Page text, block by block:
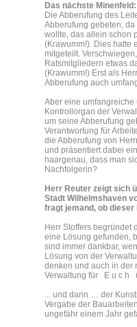
Das nächste Minenfeld:
Die Abberufung des
Abberufung gebeten,
wollte, das allein schon
(Krawumm!). Dies hatte
mitgeteilt.
Ratsmitgliedern etwas
(Krawumm!) Erst als
Abberufung auch
Aber eine
Kontrollorgan der
um seine Abberufung
Verantwortung für
die Abberufung von
und präsentiert dabei
haargenau, dass man
Nachfolgerin?
Herr Reuter zeigt sich
Stadt Wilhelmshaven
fragt jemand, ob dieser
Herr Stoffers begründet
eine Lösung gefunden,
sind immer dankbar,
Lösung von der
denken und auch in der
Verwaltung für E u c h
... und dann … der
Vergabe der
ungefähr einem Jahr